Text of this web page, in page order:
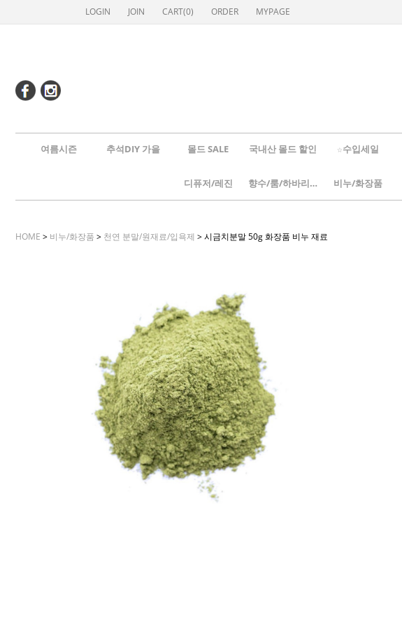
LOGIN JOIN CART(0) ORDER MYPAGE
여름시즌 추석DIY 가을 몰드 SALE 국내산 몰드 할인 ☆수입세일
디퓨저/레진 향수/룸/하바리움 비누/화장품
HOME > 비누/화장품 > 천연 분말/원재료/입욕제 > 시금치분말 50g 화장품 비누 재료